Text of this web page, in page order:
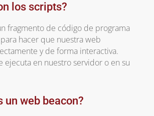
los scripts?
fragmento de código de programa
hacer que nuestra web
y de forma interactiva.
ejecuta en nuestro servidor o en su
un web beacon?